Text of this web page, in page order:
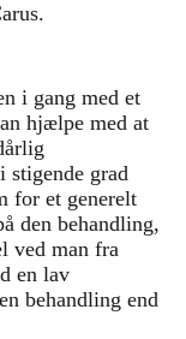
i gang med et
hjælpe med at
stigende grad
for et generelt
den behandling,
ved man fra
en lav
behandling end